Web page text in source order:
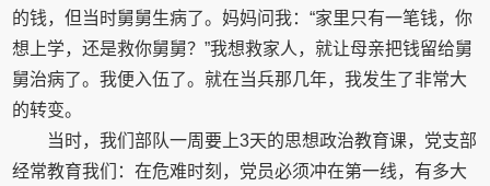
的钱，但当时舅舅生病了。妈妈问我：“家里只有一笔钱，你
想上学，还是救你舅舅？”我想救家人，就让母亲把钱留给舅
舅治病了。我便入伍了。就在当兵那几年，我发生了非常大
的转变。
当时，我们部队一周要上3天的思想政治教育课，党支部
经常教育我们：在危难时刻，党员必须冲在第一线，有多大